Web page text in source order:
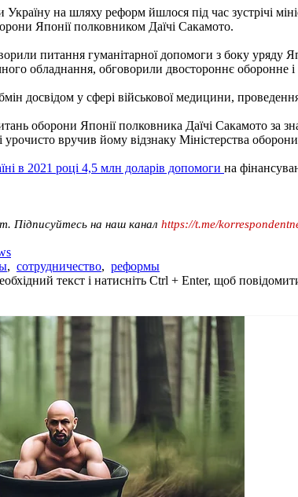
на шляху реформ йшлося під час зустрічі
Японії полковником Даїчі Сакамото.
питання гуманітарної допомоги з боку
обладнання, обговорили двостороннє оборонне і
досвідом у сфері військової медицини, проведення
оборони Японії полковника Даїчі Сакамото за
урочисто вручив йому відзнаку Міністерства
в 2021 році 4,5 млн доларів допомоги на
Підписуйтесь на наш канал https://t.me/
, сотрудничество, реформы
текст і натисніть Ctrl + Enter, щоб